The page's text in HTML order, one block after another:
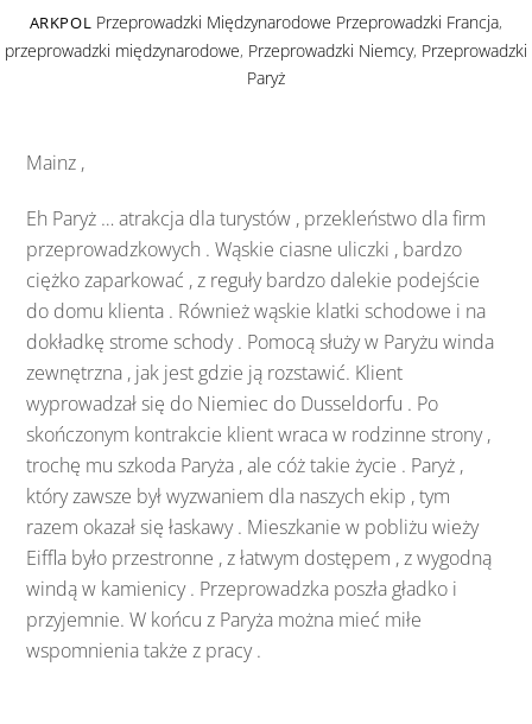
ARKPOL Przeprowadzki Międzynarodowe Przeprowadzki Francja,
przeprowadzki międzynarodowe, Przeprowadzki Niemcy, Przeprowadzki
Paryż
Mainz ,
Eh Paryż … atrakcja dla turystów , przekleństwo dla firm
przeprowadzkowych . Wąskie ciasne uliczki , bardzo
ciężko zaparkować , z reguły bardzo dalekie podejście
do domu klienta . Również wąskie klatki schodowe i na
dokładkę strome schody . Pomocą służy w Paryżu winda
zewnętrzna , jak jest gdzie ją rozstawić. Klient
wyprowadzał się do Niemiec do Dusseldorfu . Po
skończonym kontrakcie klient wraca w rodzinne strony ,
trochę mu szkoda Paryża , ale cóż takie życie . Paryż ,
który zawsze był wyzwaniem dla naszych ekip , tym
razem okazał się łaskawy . Mieszkanie w pobliżu wieży
Eiffla było przestronne , z łatwym dostępem , z wygodną
windą w kamienicy . Przeprowadzka poszła gładko i
przyjemnie. W końcu z Paryża można mieć miłe
wspomnienia także z pracy .